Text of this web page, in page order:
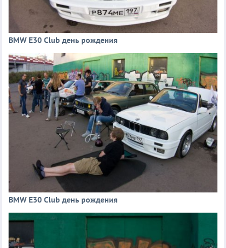
BMW E30 Club день рождения
BMW E30 Club день рождения